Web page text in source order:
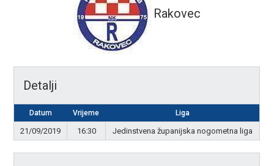
Rakovec
Detalji
Datum Vrijeme Liga
21/09/2019 16:30 Jedinstvena županijska nogometna liga